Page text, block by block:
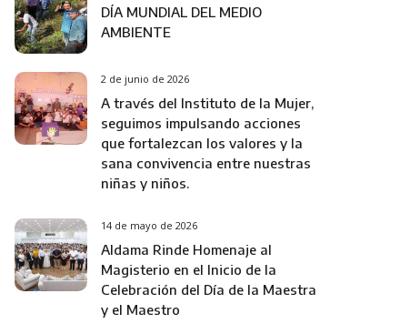
DÍA MUNDIAL DEL MEDIO
AMBIENTE
2 de junio de 2026
A través del Instituto de la Mujer,
seguimos impulsando acciones
que fortalezcan los valores y la
sana convivencia entre nuestras
niñas y niños.
14 de mayo de 2026
Aldama Rinde Homenaje al
Magisterio en el Inicio de la
Celebración del Día de la Maestra
y el Maestro